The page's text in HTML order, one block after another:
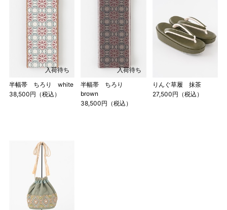
入荷待ち
半幅帯 ちろり white
38,500円（税込）
入荷待ち
半幅帯 ちろり
brown
38,500円（税込）
りんぐ草履 抹茶
27,500円（税込）